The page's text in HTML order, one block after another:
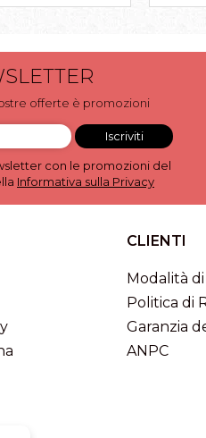
offerte è promozioni
con le promozioni del
Informativa sulla Privacy
CLIENTI
Modalità
Politica di
Garanzia
ANPC